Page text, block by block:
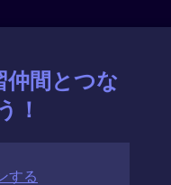
仲間とつな
！
する